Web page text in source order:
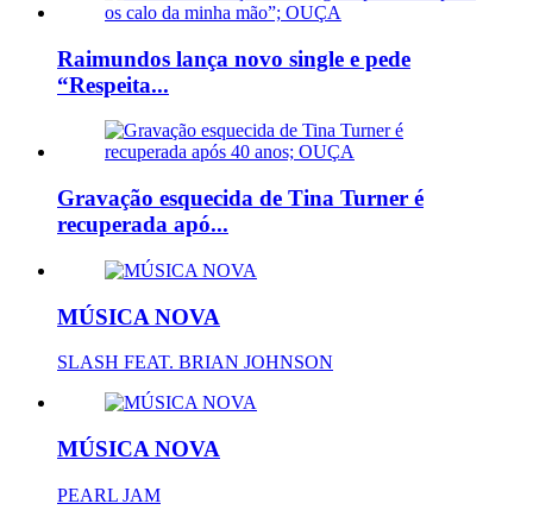
Raimundos lança novo single e pede
“Respeita...
Gravação esquecida de Tina Turner é
recuperada apó...
MÚSICA NOVA
SLASH FEAT. BRIAN JOHNSON
MÚSICA NOVA
PEARL JAM